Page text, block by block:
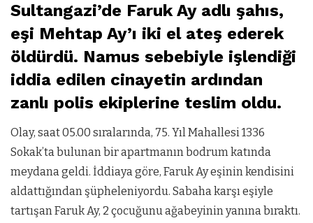
Sultangazi’de Faruk Ay adlı şahıs,
eşi Mehtap Ay’ı iki el ateş ederek
öldürdü. Namus sebebiyle işlendiği
iddia edilen cinayetin ardından
zanlı polis ekiplerine teslim oldu.
Olay, saat 05.00 sıralarında, 75. Yıl Mahallesi 1336
Sokak’ta bulunan bir apartmanın bodrum katında
meydana geldi. İddiaya göre, Faruk Ay eşinin kendisini
aldattığından şüpheleniyordu. Sabaha karşı eşiyle
tartışan Faruk Ay, 2 çocuğunu ağabeyinin yanına bıraktı.